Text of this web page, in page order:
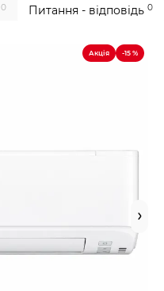
0 Питання - відповідь 0
Акція -15 %